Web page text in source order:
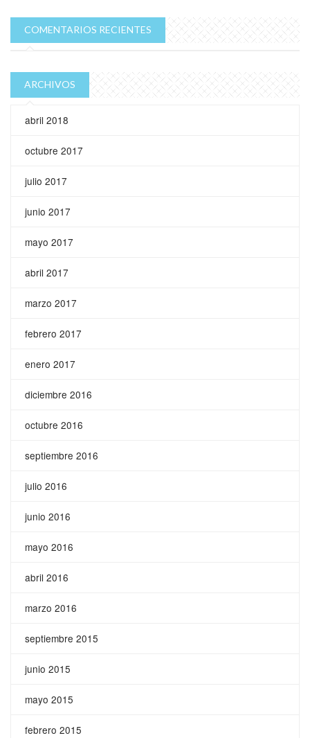
COMENTARIOS RECIENTES
ARCHIVOS
abril 2018
octubre 2017
julio 2017
junio 2017
mayo 2017
abril 2017
marzo 2017
febrero 2017
enero 2017
diciembre 2016
octubre 2016
septiembre 2016
julio 2016
junio 2016
mayo 2016
abril 2016
marzo 2016
septiembre 2015
junio 2015
mayo 2015
febrero 2015